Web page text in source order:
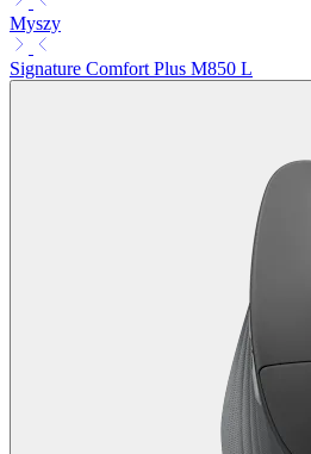
Myszy
Signature Comfort Plus M850 L